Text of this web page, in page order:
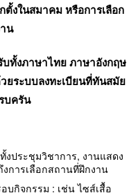
งในสมาคม หรือการเลือก
น
ทั้งภาษาไทย ภาษาอังกฤษ
ยระบบลงทะเบียนที่ทันสมัย
บครัน
งประชุมวิชาการ, งานแสดง
การเลือกสถานที่ฝึกงาน
บกิจกรรม : เช่น ไซส์เสื้อ